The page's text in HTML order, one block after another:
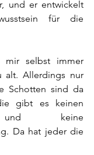
und er entwickelt
für die
mir selbst immer
alt. Allerdings nur
Schotten sind da
gibt es keinen
und keine
Da hat jeder die